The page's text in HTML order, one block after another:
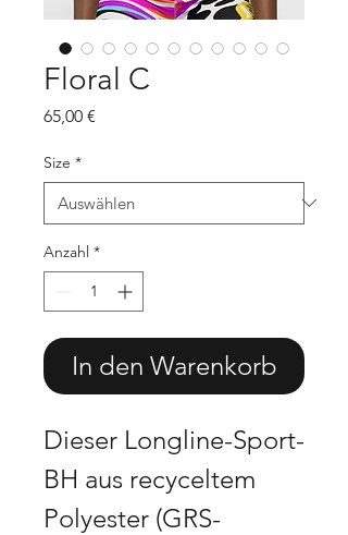
Floral C
65,00 €
Size *
Anzahl *
In den Warenkorb
Dieser Longline-Sport-
BH aus recyceltem
Polyester (GRS-